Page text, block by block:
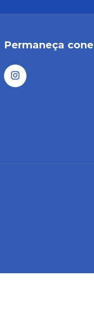
Permaneça